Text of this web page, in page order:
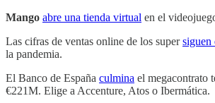
Mango abre una tienda virtual en el
Las cifras de ventas online de los supersiguen
la pandemia.
El Banco de España culmina el megacontrato
€221M. Elige a Accenture, Atos o Ibermática.